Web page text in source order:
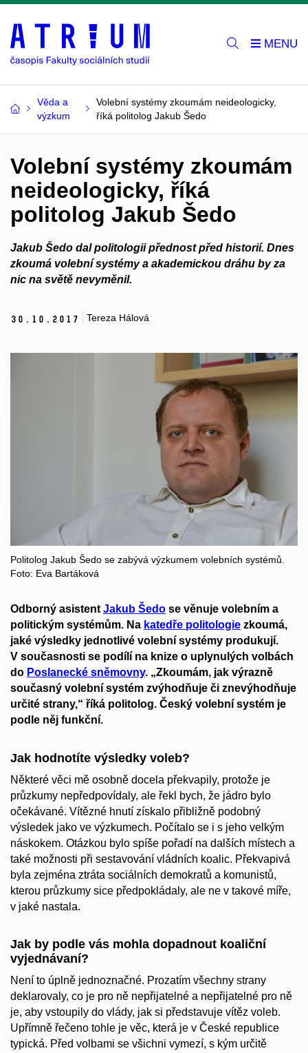
Věda a
výzkum
Volební systémy zkoumám neideologicky,
říká politolog Jakub Šedo
Volební systémy zkoumám
neideologicky, říká
politolog Jakub Šedo
Jakub Šedo dal politologii přednost před historií. Dnes
zkoumá volební systémy a akademickou dráhu by za
nic na světě nevyměnil.
30. 10. 2017 Tereza Hálová
Politolog Jakub Šedo se zabývá výzkumem volebních systémů.
Foto: Eva Bartáková
Odborný asistent Jakub Šedo se věnuje volebním a
politickým systémům. Na katedře politologie zkoumá,
jaké výsledky jednotlivé volební systémy produkují.
V současnosti se podílí na knize o uplynulých volbách
do Poslanecké sněmovny. „Zkoumám, jak výrazně
současný volební systém zvýhodňuje či znevýhodňuje
určité strany,“ říká politolog. Český volební systém je
podle něj funkční.
Jak hodnotíte výsledky voleb?
Některé věci mě osobně docela překvapily, protože je
průzkumy nepředpovídaly, ale řekl bych, že jádro bylo
očekávané. Vítězné hnutí získalo přibližně podobný
výsledek jako ve výzkumech. Počítalo se i s jeho velkým
náskokem. Otázkou bylo spíše pořadí na dalších místech a
také možnosti při sestavování vládních koalic. Překvapivá
byla zejména ztráta sociálních demokratů a komunistů,
kterou průzkumy sice předpokládaly, ale ne v takové míře,
v jaké nastala.
Jak by podle vás mohla dopadnout koaliční
vyjednávaní?
Není to úplně jednoznačné. Prozatím všechny strany
deklarovaly, co je pro ně nepřijatelné a nepřijatelné pro ně
je, aby vstoupily do vlády, jak si představuje vítěz voleb.
Upřímně řečeno tohle je věc, která je v České republice
typická. Před volbami se všichni vymezí, s kým určitě